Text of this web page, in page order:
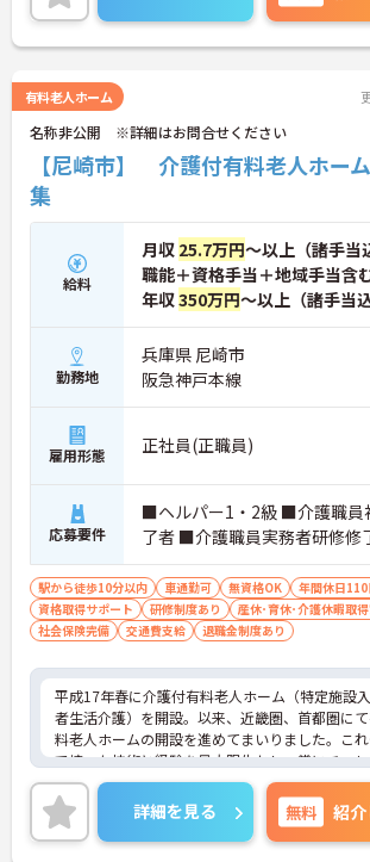
退職金や各種保険はもちろん、資格取得に関す
用は法人で支援します！
アアップを目指せます！！
ご興味ある方には、面接対策ポイントなど、さら
詳細をお話しいたしますのでお気軽にご相談くだ
い。
有料老人ホーム
名称非公開 ※詳細はお問合せください
【尼崎市】 介護付有料老人ホー
集
給料
月収 25.7万円～以上（諸手当
職能＋資格手当＋地域手当含む
年収350万円～以上（諸手当込
勤務地
兵庫県 尼崎市
阪急神戸本線
雇用形態 正社員(正職員)
応募要件
■ヘルパー1・2級 ■介護職員
了者 ■介護職員実務者研修修
駅から徒歩10分以内 車通勤可 無資格OK
年間休日
資格取得サポート
研修制度あり 産休･育休･介護休暇取
社会保険完備
交通費支給 退職金制度あり
平成17年春に介護付有料老人ホーム（特定施設
者生活介護）を開設。以来、近畿圏、首都圏に
料老人ホームの開設を進めてまいりました。これ
で培った技術と経験を最大限生かし、常にチャ
ジ精神と創造力を発揮し、高齢者の皆様が安心
生活できる「豊かで実りある高齢社会」を目指し
おります。首都圏で3ホーム、近畿圏で5ホーム
規開設を予定しており、第33期末（平成29年6
詳細を見る 無料 紹介